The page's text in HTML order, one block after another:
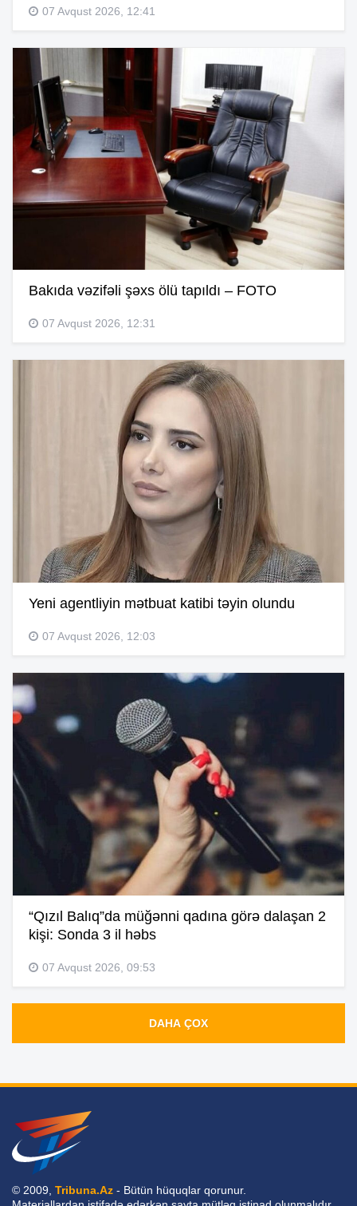
07 Avqust 2026, 12:41
Bakıda vəzifəli şəxs ölü tapıldı – FOTO
07 Avqust 2026, 12:31
Yeni agentliyin mətbuat katibi təyin olundu
07 Avqust 2026, 12:03
“Qızıl Balıq”da müğənni qadına görə dalaşan 2
kişi: Sonda 3 il həbs
07 Avqust 2026, 09:53
DAHA ÇOX
© 2009, Tribuna.Az - Bütün hüquqlar qorunur.